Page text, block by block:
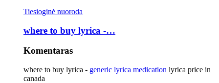
Tiesioginė nuoroda
where to buy lyrica -…
Komentaras
where to buy lyrica - generic lyrica medication lyrica price in
canada